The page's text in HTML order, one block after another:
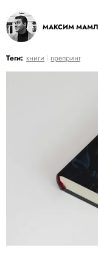
МАКСИМ
Теги: книги препринт